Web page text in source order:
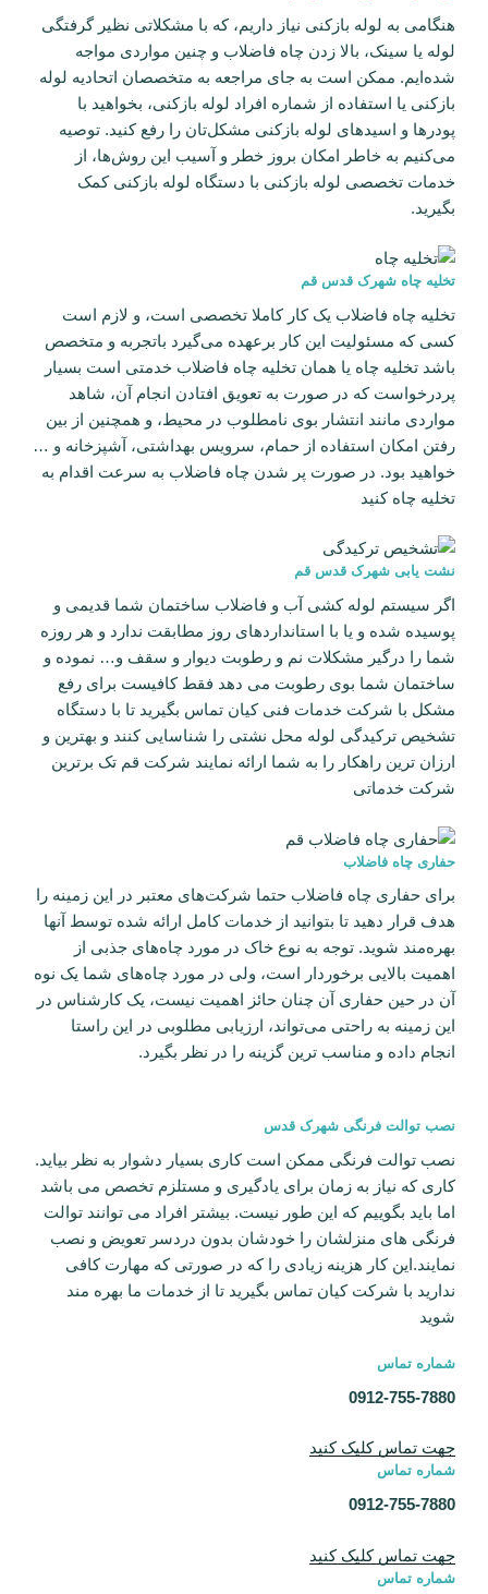
هنگامی به لوله بازکنی نیاز داریم، که با مشکلاتی نظیر گرفتگی
لوله یا سینک، بالا زدن چاه فاضلاب و چنین مواردی مواجه
شده‌ایم. ممکن است به جای مراجعه به متخصصان اتحادیه لوله
بازکنی یا استفاده از شماره افراد لوله بازکنی، بخواهید با
پودرها و اسیدهای لوله بازکنی مشکل‌تان را رفع کنید. توصیه
می‌کنیم به خاطر امکان بروز خطر و آسیب این روش‌ها، از
خدمات تخصصی لوله بازکنی با دستگاه لوله بازکنی کمک
بگیرید.
تخلیه چاه شهرک قدس قم
تخلیه چاه فاضلاب یک کار کاملا تخصصی است، و لازم است
کسی که مسئولیت این کار برعهده می‌گیرد باتجربه و متخصص
باشد تخلیه چاه یا همان تخلیه چاه فاضلاب خدمتی است بسیار
پردرخواست که در صورت به تعویق افتادن انجام آن، شاهد
مواردی مانند انتشار بوی نامطلوب در محیط، و همچنین از بین
رفتن امکان استفاده از حمام، سرویس بهداشتی، آشپزخانه و …
خواهید بود. در صورت پر شدن چاه فاضلاب به سرعت اقدام به
تخلیه چاه کنید
نشت یابی شهرک قدس قم
اگر سیستم لوله کشی آب و فاضلاب ساختمان شما قدیمی و
پوسیده شده و یا با استانداردهای روز مطابقت ندارد و هر روزه
شما را درگیر مشکلات نم و رطوبت دیوار و سقف و… نموده و
ساختمان شما بوی رطوبت می دهد فقط کافیست برای رفع
مشکل با شرکت خدمات فنی کیان تماس بگیرید تا با دستگاه
تشخیص ترکیدگی لوله محل نشتی را شناسایی کنند و بهترین و
ارزان ترین راهکار را به شما ارائه نمایند شرکت قم تک برترین
شرکت خدماتی
حفاری چاه فاضلاب
برای حفاری چاه فاضلاب حتما شرکت‌های معتبر در این زمینه را
هدف قرار دهید تا بتوانید از خدمات کامل ارائه شده توسط آنها
بهره‌مند شوید. توجه به نوع خاک در مورد چاه‌های جذبی از
اهمیت بالایی برخوردار است، ولی در مورد چاه‌های شما یک نوه
آن در حین حفاری آن چنان حائز اهمیت نیست، یک کارشناس در
این زمینه به راحتی می‌تواند، ارزیابی مطلوبی در این راستا
انجام داده و مناسب ترین گزینه را در نظر بگیرد.
نصب توالت فرنگی شهرک قدس
نصب توالت فرنگی ممکن است کاری بسیار دشوار به نظر بیاید.
کاری که نیاز به زمان برای یادگیری و مستلزم تخصص می باشد
اما باید بگوییم که این طور نیست. بیشتر افراد می توانند توالت
فرنگی های منزلشان را خودشان بدون دردسر تعویض و نصب
نمایند.این کار هزینه زیادی را که در صورتی که مهارت کافی
ندارید با شرکت کیان تماس بگیرید تا از خدمات ما بهره مند
شوید
شماره تماس
0912-755-7880
جهت تماس کلیک کنید
شماره تماس
0912-755-7880
جهت تماس کلیک کنید
شماره تماس